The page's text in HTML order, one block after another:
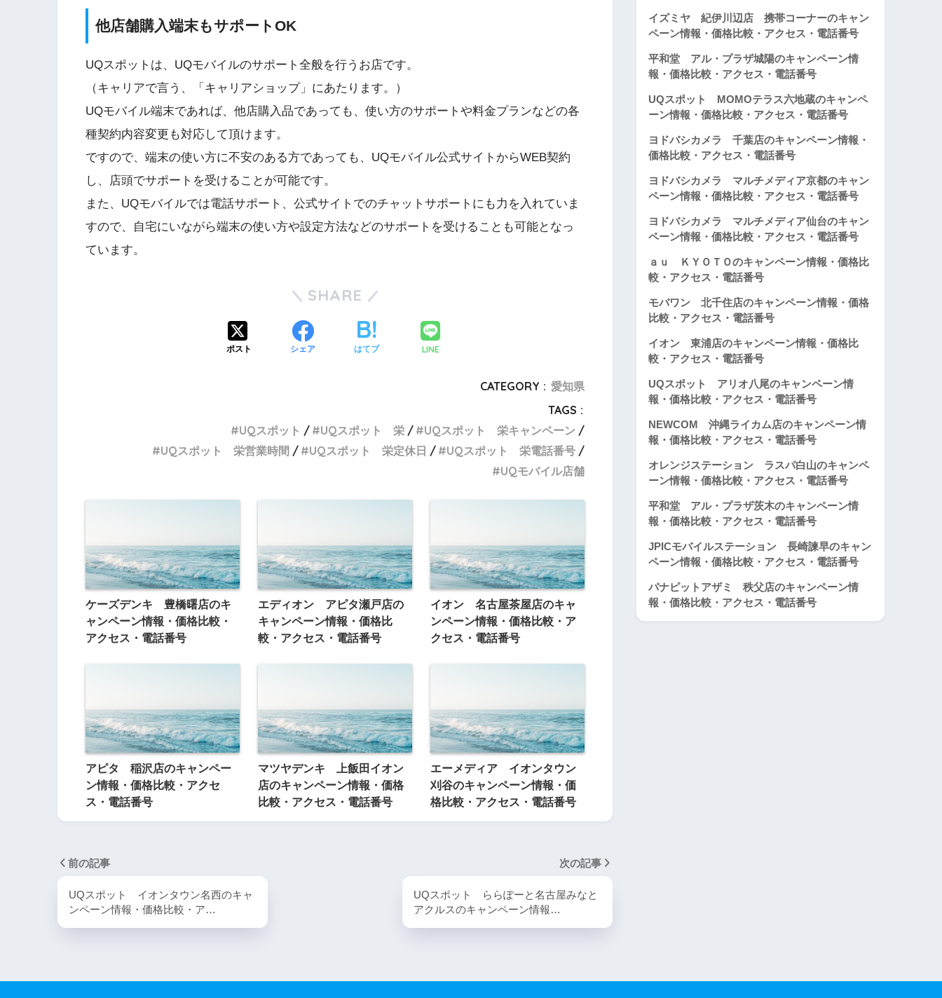
他店舗購入端末もサポートOK
UQスポットは、UQモバイルのサポート全般を行うお店です。
（キャリアで言う、「キャリアショップ」にあたります。）
UQモバイル端末であれば、他店購入品であっても、使い方のサポートや料金プランなどの各
種契約内容変更も対応して頂けます。
ですので、端末の使い方に不安のある方であっても、UQモバイル公式サイトからWEB契約
し、店頭でサポートを受けることが可能です。
また、UQモバイルでは電話サポート、公式サイトでのチャットサポートにも力を入れていま
すので、自宅にいながら端末の使い方や設定方法などのサポートを受けることも可能となっ
ています。
SHARE
ポスト シェア はてブ LINE
CATEGORY : 愛知県
TAGS :
UQスポット
UQスポット 栄
UQスポット 栄キャンペーン
UQスポット 栄営業時間
UQスポット 栄定休日
UQスポット 栄電話番号
UQモバイル店舗
ケーズデンキ 豊橋曙店のキ
ャンペーン情報・価格比較・
アクセス・電話番号
エディオン アピタ瀬戸店の
キャンペーン情報・価格比
較・アクセス・電話番号
イオン 名古屋茶屋店のキャ
ンペーン情報・価格比較・ア
クセス・電話番号
アピタ 稲沢店のキャンペー
ン情報・価格比較・アクセ
ス・電話番号
マツヤデンキ 上飯田イオン
店のキャンペーン情報・価格
比較・アクセス・電話番号
エーメディア イオンタウン
刈谷のキャンペーン情報・価
格比較・アクセス・電話番号
前の記事
UQスポット イオンタウン名西のキャ
ンペーン情報・価格比較・ア…
次の記事
UQスポット ららぽーと名古屋みなと
アクルスのキャンペーン情報…
イズミヤ 紀伊川辺店 携帯コーナーのキャン
ペーン情報・価格比較・アクセス・電話番号
平和堂 アル・プラザ城陽のキャンペーン情
報・価格比較・アクセス・電話番号
UQスポット MOMOテラス六地蔵のキャンペ
ーン情報・価格比較・アクセス・電話番号
ヨドバシカメラ 千葉店のキャンペーン情報・
価格比較・アクセス・電話番号
ヨドバシカメラ マルチメディア京都のキャン
ペーン情報・価格比較・アクセス・電話番号
ヨドバシカメラ マルチメディア仙台のキャン
ペーン情報・価格比較・アクセス・電話番号
ａｕ ＫＹＯＴＯのキャンペーン情報・価格比
較・アクセス・電話番号
モバワン 北千住店のキャンペーン情報・価格
比較・アクセス・電話番号
イオン 東浦店のキャンペーン情報・価格比
較・アクセス・電話番号
UQスポット アリオ八尾のキャンペーン情
報・価格比較・アクセス・電話番号
NEWCOM 沖縄ライカム店のキャンペーン情
報・価格比較・アクセス・電話番号
オレンジステーション ラスパ白山のキャンペ
ーン情報・価格比較・アクセス・電話番号
平和堂 アル・プラザ茨木のキャンペーン情
報・価格比較・アクセス・電話番号
JPICモバイルステーション 長崎諫早のキャン
ペーン情報・価格比較・アクセス・電話番号
パナピットアザミ 秩父店のキャンペーン情
報・価格比較・アクセス・電話番号